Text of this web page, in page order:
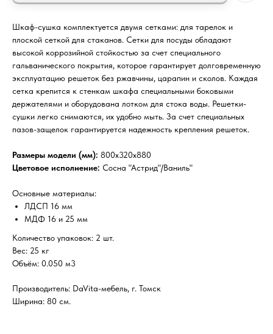
Шкаф-сушка комплектуется двумя сетками: для тарелок и
плоской сеткой для стаканов. Сетки для посуды обладают
высокой коррозийной стойкостью за счет специального
гальванического покрытия, которое гарантирует долговременную
эксплуатацию решеток без ржавчины, царапин и сколов. Каждая
сетка крепится к стенкам шкафа специальными боковыми
держателями и оборудована лотком для стока воды. Решетки-
сушки легко снимаются, их удобно мыть. За счет специальных
пазов-защелок гарантируется надежность крепления решеток.
Размеры модели (мм): 800x320x880
Цветовое исполнение: Сосна "Астрид"/Ваниль"
Основные материалы:
ЛДСП 16 мм
МДФ 16 и 25 мм
Количество упаковок: 2 шт.
Вес: 25 кг
Объём: 0.050 м3
Производитель: DaVita-мебель, г. Томск
Ширина: 80 см.